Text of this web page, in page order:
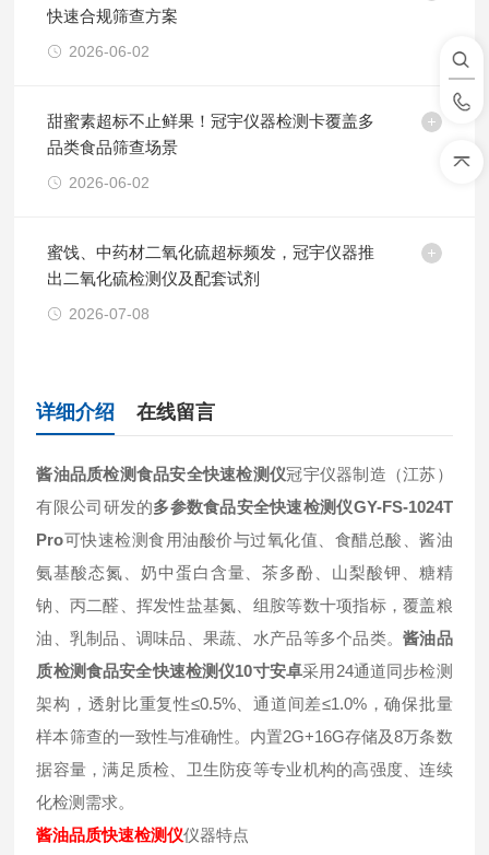
快速合规筛查方案
2026-06-02
甜蜜素超标不止鲜果！冠宇仪器检测卡覆盖多
品类食品筛查场景
2026-06-02
蜜饯、中药材二氧化硫超标频发，冠宇仪器推
出二氧化硫检测仪及配套试剂
2026-07-08
详细介绍 在线留言
酱油品质检测食品安全快速检测仪冠宇仪器制造（江苏）
有限公司研发的多参数食品安全快速检测仪GY-FS-1024T
Pro可快速检测食用油酸价与过氧化值、食醋总酸、酱油
氨基酸态氮、奶中蛋白含量、茶多酚、山梨酸钾、糖精
钠、丙二醛、挥发性盐基氮、组胺等数十项指标，覆盖粮
油、乳制品、调味品、果蔬、水产品等多个品类。酱油品
质检测食品安全快速检测仪10寸安卓采用24通道同步检测
架构，透射比重复性≤0.5%、通道间差≤1.0%，确保批量
样本筛查的一致性与准确性。内置2G+16G存储及8万条数
据容量，满足质检、卫生防疫等专业机构的高强度、连续
化检测需求。
酱油品质快速检测仪仪器特点